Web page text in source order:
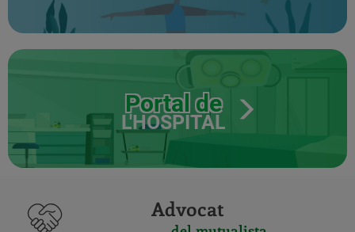
Portal de
L'HOSPITAL
Advocat